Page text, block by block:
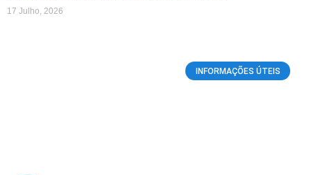
17 Julho, 2026
INFORMAÇÕES ÚTEIS